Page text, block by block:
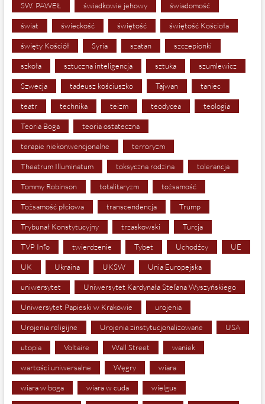
ŚW. PAWEŁ świadkowie jehowy świadomość
świat świeckość świętość świętość Kościoła
święty Kościół Syria szatan szczepionki
szkoła sztuczna inteligencja sztuka szumlewicz
Szwecja tadeusz kościuszko Tajwan taniec
teatr technika teizm teodycea teologia
Teoria Boga teoria ostateczna
terapie niekonwencjonalne terroryzm
Theatrum Illuminatum toksyczna rodzina tolerancja
Tommy Robinson totalitaryzm tożsamość
Tożsamość płciowa transcendencja Trump
Trybunał Konstytucyjny trzaskowski Turcja
TVP Info twierdzenie Tybet Uchodźcy UE
UK Ukraina UKSW Unia Europejska
uniwersytet Uniwersytet Kardynała Stefana Wyszyńskiego
Uniwersytet Papieski w Krakowie urojenia
Urojenia religijne Urojenia zinstytucjonalizowane USA
utopia Voltaire Wall Street waniek
wartości uniwersalne Węgry wiara
wiara w boga wiara w cuda wielgus